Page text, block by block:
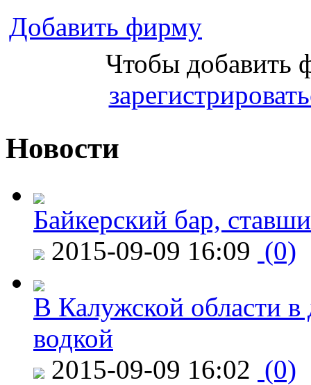
Добавить фирму
Чтобы добавить
Новости
Байкерский бар,
2015-09-09 16:09 (0)
В Калужской области в
водкой
2015-09-09 16:02 (0)